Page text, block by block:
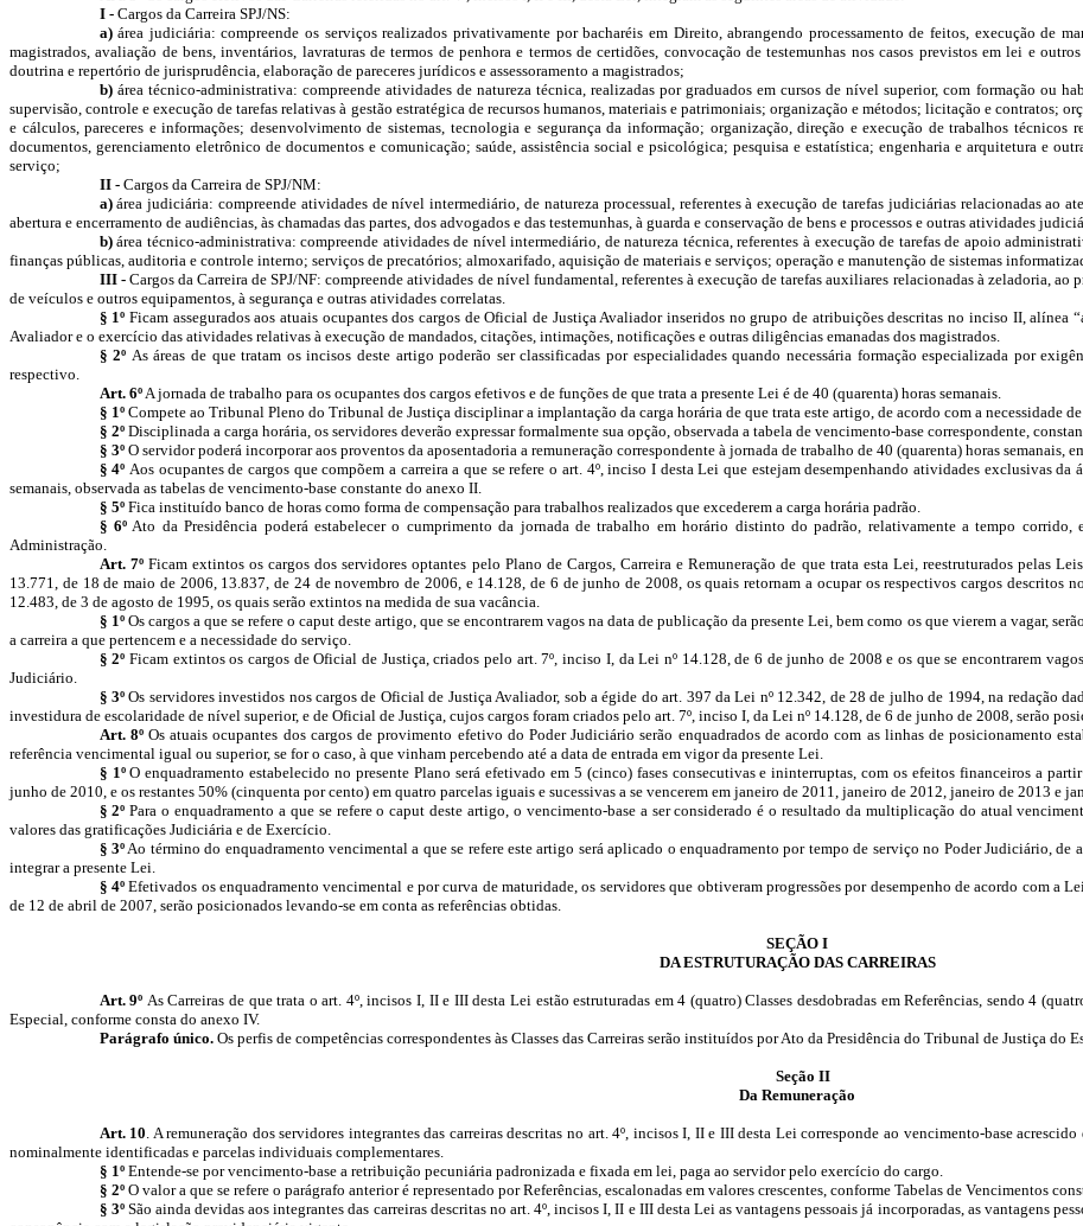
I - Cargos da Carreira SPJ/NS:
a)área judiciária: compreende os serviços realizados privativamente por bacharéis em Direito, abrangendo processamento de feitos, execução de
magistrados, avaliação de bens, inventários, lavraturas de termos de penhora e termos de certidões, convocação de testemunhas nos casos previstos em lei e
doutrina e repertório de jurisprudência, elaboração de pareceres jurídicos e assessoramento a magistrados;
b)área técnico-administrativa: compreende atividades de natureza técnica, realizadas por graduados em cursos de nível superior, com formação ou
supervisão, controle e execução de tarefas relativas à gestão estratégica de recursos humanos, materiais e patrimoniais; organização e métodos; licitação e contratos;
e cálculos, pareceres e informações; desenvolvimento de sistemas, tecnologia e segurança da informação; organização, direção e execução de trabalhos
documentos, gerenciamento eletrônico de documentos e comunicação; saúde, assistência social e psicológica; pesquisa e estatística; engenharia e arquitetura e
serviço;
II - Cargos da Carreira de SPJ/NM:
a)área judiciária: compreende atividades de nível intermediário, de natureza processual, referentes à execução de tarefas judiciárias relacionadas ao
abertura e encerramento de audiências, às chamadas das partes, dos advogados e das testemunhas, à guarda e conservação de bens e processos e outras atividades
b)área técnico-administrativa: compreende atividades de nível intermediário, de natureza técnica, referentes à execução de tarefas de apoio
finanças públicas, auditoria e controle interno; serviços de precatórios; almoxarifado, aquisição de materiais e serviços; operação e manutenção de sistemas
III - Cargos da Carreira de SPJ/NF: compreende atividades de nível fundamental, referentes à execução de tarefas auxiliares relacionadas à zeladoria,
de veículos e outros equipamentos, à segurança e outras atividades correlatas.
§ 1º Ficam assegurados aos atuais ocupantes dos cargos de Oficial de Justiça Avaliador inseridos no grupo de atribuições descritas no inciso II, alínea
Avaliador e o exercício das atividades relativas à execução de mandados, citações, intimações, notificações e outras diligências emanadas dos magistrados.
§ 2º As áreas de que tratam os incisos deste artigo poderão ser classificadas por especialidades quando necessária formação especializada por
respectivo.
Art. 6ºA jornada de trabalho para os ocupantes dos cargos efetivos e de funções de que trata a presente Lei é de 40 (quarenta) horas semanais.
§ 1º Compete ao Tribunal Pleno do Tribunal de Justiça disciplinar a implantação da carga horária de que trata este artigo, de acordo com a necessidade
§ 2ºDisciplinada a carga horária, os servidores deverão expressar formalmente sua opção, observada a tabela de vencimento-base correspondente,
§ 3º O servidor poderá incorporar aos proventos da aposentadoria a remuneração correspondente à jornada de trabalho de 40 (quarenta) horas semanais,
§ 4º Aos ocupantes de cargos que compõem a carreira a que se refere o art. 4º, inciso I desta Lei que estejam desempenhando atividades exclusivas
semanais, observada as tabelas de vencimento-base constante do anexo II.
§ 5ºFica instituído banco de horas como forma de compensação para trabalhos realizados que excederem a carga horária padrão.
§ 6ºAto da Presidência poderá estabelecer o cumprimento da jornada de trabalho em horário distinto do padrão, relativamente a tempo corrido,
Administração.
Art. 7º Ficam extintos os cargos dos servidores optantes pelo Plano de Cargos, Carreira e Remuneração de que trata esta Lei, reestruturados pelas
13.771, de 18 de maio de 2006, 13.837, de 24 de novembro de 2006, e 14.128, de 6 de junho de 2008, os quais retornam a ocupar os respectivos cargos descritos
12.483, de 3 de agosto de 1995, os quais serão extintos na medida de sua vacância.
§ 1º Os cargos a que se refere o caput deste artigo, que se encontrarem vagos na data de publicação da presente Lei, bem como os que vierem a vagar,
a carreira a que pertencem e a necessidade do serviço.
§ 2º Ficam extintos os cargos de Oficial de Justiça, criados pelo art. 7º, inciso I, da Lei nº 14.128, de 6 de junho de 2008 e os que se encontrarem
Judiciário.
§ 3ºOs servidores investidos nos cargos de Oficial de Justiça Avaliador, sob a égide do art. 397 da Lei nº 12.342, de 28 de julho de 1994, na redação
investidura de escolaridade de nível superior, e de Oficial de Justiça, cujos cargos foram criados pelo art. 7º, inciso I, da Lei nº 14.128, de 6 de junho de 2008, serão
Art. 8ºOs atuais ocupantes dos cargos de provimento efetivo do Poder Judiciário serão enquadrados de acordo com as linhas de posicionamento
referência vencimental igual ou superior, se for o caso, à que vinham percebendo até a data de entrada em vigor da presente Lei.
§ 1ºO enquadramento estabelecido no presente Plano será efetivado em 5 (cinco) fases consecutivas e ininterruptas, com os efeitos financeiros a
junho de 2010, e os restantes 50% (cinquenta por cento) em quatro parcelas iguais e sucessivas a se vencerem em janeiro de 2011, janeiro de 2012, janeiro de 2013 e
§ 2ºPara o enquadramento a que se refere o caput deste artigo, o vencimento-base a ser considerado é o resultado da multiplicação do atual
valores das gratificações Judiciária e de Exercício.
§ 3ºAo término do enquadramento vencimental a que se refere este artigo será aplicado o enquadramento por tempo de serviço no Poder Judiciário,
integrar a presente Lei.
§ 4ºEfetivados os enquadramento vencimental e por curva de maturidade, os servidores que obtiveram progressões por desempenho de acordo com a
de 12 de abril de 2007, serão posicionados levando-se em conta as referências obtidas.
SEÇÃO I
DA ESTRUTURAÇÃO DAS CARREIRAS
Art. 9º As Carreiras de que trata o art. 4º, incisos I, II e III desta Lei estão estruturadas em 4 (quatro) Classes desdobradas em Referências, sendo 4
Especial, conforme consta do anexo IV.
Parágrafo único.Os perfis de competências correspondentes às Classes das Carreiras serão instituídos por Ato da Presidência do Tribunal de Justiça do
Seção II
Da Remuneração
Art. 10. A remuneração dos servidores integrantes das carreiras descritas no art. 4º, incisos I, II e III desta Lei corresponde ao vencimento-base
nominalmente identificadas e parcelas individuais complementares.
§ 1º Entende-se por vencimento-base a retribuição pecuniária padronizada e fixada em lei, paga ao servidor pelo exercício do cargo.
§ 2º O valor a que se refere o parágrafo anterior é representado por Referências, escalonadas em valores crescentes, conforme Tabelas de Vencimentos
§ 3º São ainda devidas aos integrantes das carreiras descritas no art. 4º, incisos I, II e III desta Lei as vantagens pessoais já incorporadas, as vantagens